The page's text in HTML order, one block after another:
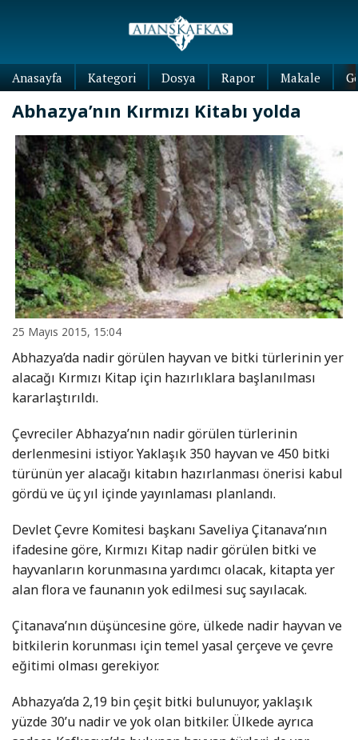
Anasayfa Kategori Dosya Rapor Makale
Abhazya’nın Kırmızı Kitabı yolda
25 Mayıs 2015, 15:04
Abhazya’da nadir görülen hayvan ve bitki türlerinin yer
alacağı Kırmızı Kitap için hazırlıklara başlanılması
kararlaştırıldı.
Çevreciler Abhazya’nın nadir görülen türlerinin
derlenmesini istiyor. Yaklaşık 350 hayvan ve 450 bitki
türünün yer alacağı kitabın hazırlanması önerisi kabul
gördü ve üç yıl içinde yayınlaması planlandı.
Devlet Çevre Komitesi başkanı Saveliya Çitanava’nın
ifadesine göre, Kırmızı Kitap nadir görülen bitki ve
hayvanların korunmasına yardımcı olacak, kitapta yer
alan flora ve faunanın yok edilmesi suç sayılacak.
Çitanava’nın düşüncesine göre, ülkede nadir hayvan ve
bitkilerin korunması için temel yasal çerçeve ve çevre
eğitimi olması gerekiyor.
Abhazya’da 2,19 bin çeşit bitki bulunuyor, yaklaşık
yüzde 30’u nadir ve yok olan bitkiler. Ülkede ayrıca